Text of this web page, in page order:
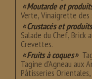
Moutarde et
Verte, Vinaigrette des
Crustacés et
Salade du Chef, Brick
Crevettes.
Fruits à coques
Tagine d'Agneau aux
Pâtisseries